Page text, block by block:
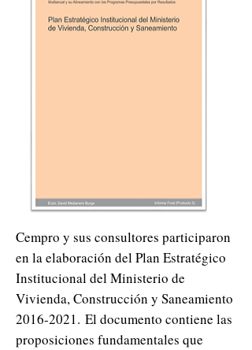
Cempro y sus consultores participaron
en la elaboración del Plan Estratégico
Institucional del Ministerio de
Vivienda, Construcción y Saneamiento
2016-2021. El documento contiene las
proposiciones fundamentales que